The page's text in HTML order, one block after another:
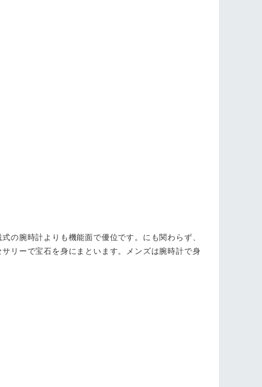
の腕時計よりも機能面で優位です。にも関わらず、
リーで宝石を身にまといます。メンズは腕時計で身